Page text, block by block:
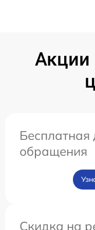
Акции
Бесплатная
обращения
Скидка на